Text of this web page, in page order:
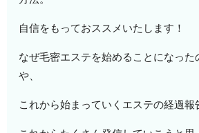
自信をもっておススメいたします！
なぜ毛密エステを始めることになった
や、
これから始まっていくエステの経過報